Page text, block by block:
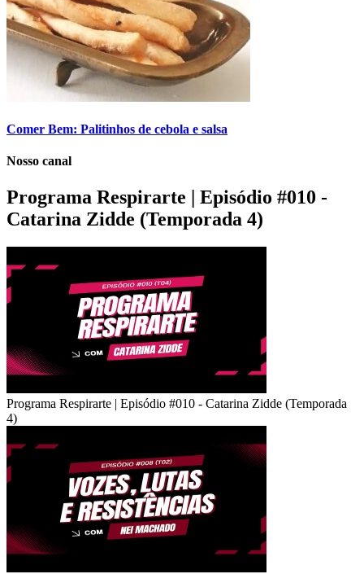
Comer Bem: Palitinhos de cebola e salsa
Nosso canal
Programa Respirarte | Episódio #010 -
Catarina Zidde (Temporada 4)
Programa Respirarte | Episódio #010 - Catarina Zidde (Temporada
4)